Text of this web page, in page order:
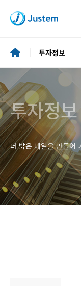
투자정보
기업소개
투자정보
ESG
사업소개
인재경영
투자정보
더 밝은 내일을 만들어